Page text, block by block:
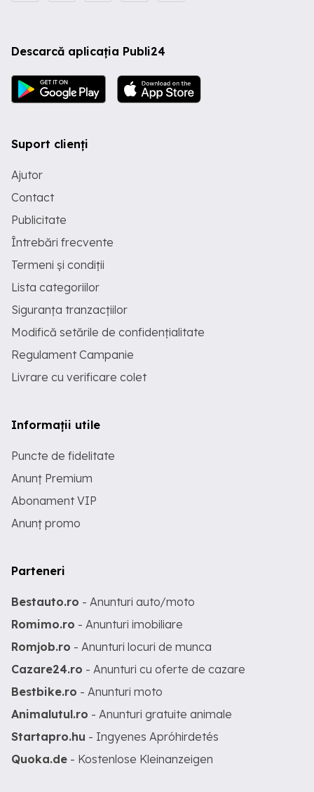
Descarcă aplicația Publi24
Suport clienți
Ajutor
Contact
Publicitate
Întrebări frecvente
Termeni și condiții
Lista categoriilor
Siguranța tranzacțiilor
Modifică setările de confidențialitate
Regulament Campanie
Livrare cu verificare colet
Informații utile
Puncte de fidelitate
Anunț Premium
Abonament VIP
Anunț promo
Parteneri
Bestauto.ro - Anunturi auto/moto
Romimo.ro - Anunturi imobiliare
Romjob.ro - Anunturi locuri de munca
Cazare24.ro - Anunturi cu oferte de cazare
Bestbike.ro - Anunturi moto
Animalutul.ro - Anunturi gratuite animale
Startapro.hu - Ingyenes Apróhirdetés
Quoka.de - Kostenlose Kleinanzeigen